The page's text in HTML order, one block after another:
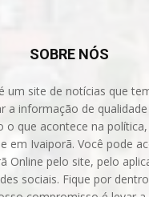
SOBRE NÓS
um site de notícias que
a informação de
o que acontece na
em Ivaiporã. Você pode
Online pelo site, pelo
sociais. Fique por